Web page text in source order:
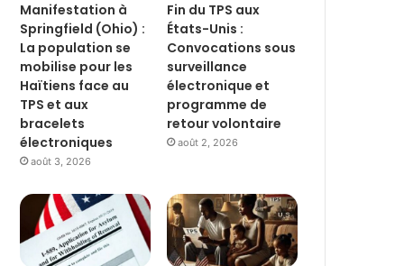
Manifestation à
Springfield (Ohio) :
La population se
mobilise pour les
Haïtiens face au
TPS et aux
bracelets
électroniques
août 3, 2026
Fin du TPS aux
États-Unis :
Convocations sous
surveillance
électronique et
programme de
retour volontaire
août 2, 2026